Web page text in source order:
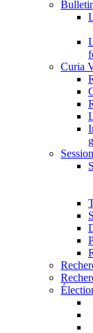
Curia